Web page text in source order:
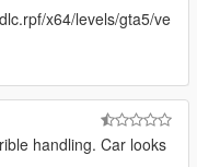
x64/levels/gta5/ve
handling. Car looks